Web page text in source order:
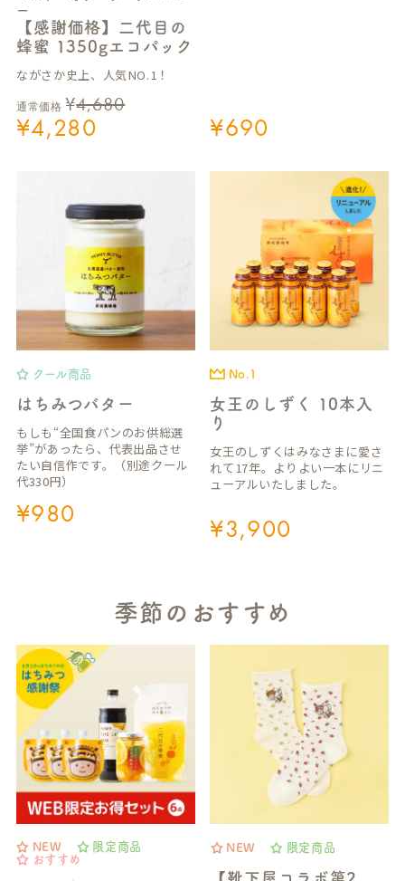
ー
【感謝価格】二代目の
蜂蜜 1350gエコパック
ながさか史上、人気NO.1！
通常価格 ¥4,680
¥4,280 ¥690
クール商品
はちみつバター
もしも“全国食パンのお供総選
挙”があったら、代表出品させ
たい自信作です。（別途クール
代330円）
¥980
No.1
女王のしずく 10本入
り
女王のしずくはみなさまに愛さ
れて17年。よりよい一本にリニ
ューアルいたしました。
¥3,900
季節のおすすめ
NEW
限定商品
おすすめ
NEW 限定商品